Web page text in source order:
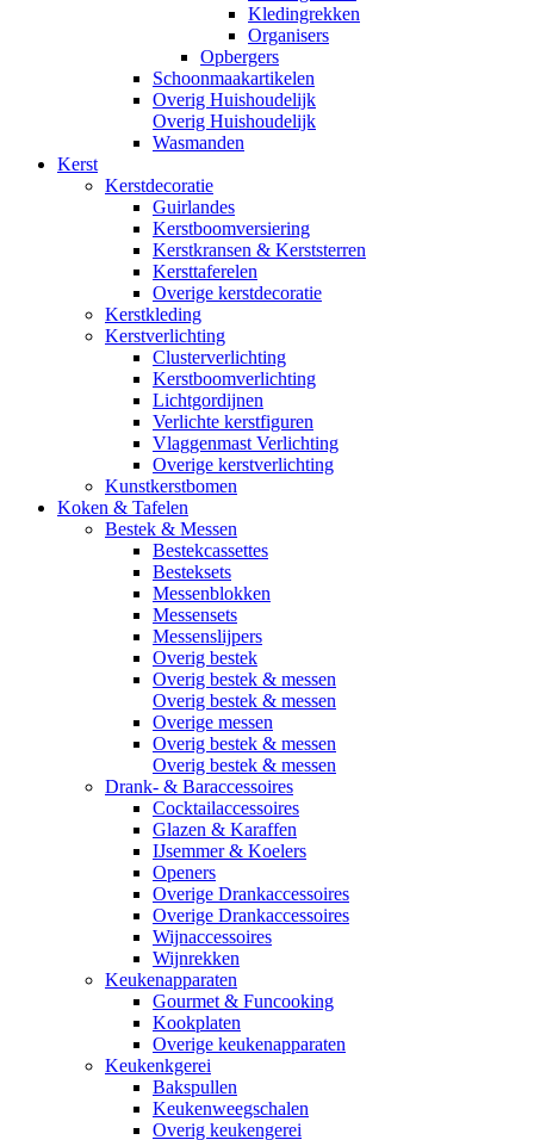
Kledingrekken
Organisers
Opbergers
Schoonmaakartikelen
Overig Huishoudelijk
Overig Huishoudelijk
Wasmanden
Kerst
Kerstdecoratie
Guirlandes
Kerstboomversiering
Kerstkransen & Kerststerren
Kersttaferelen
Overige kerstdecoratie
Kerstkleding
Kerstverlichting
Clusterverlichting
Kerstboomverlichting
Lichtgordijnen
Verlichte kerstfiguren
Vlaggenmast Verlichting
Overige kerstverlichting
Kunstkerstbomen
Koken & Tafelen
Bestek & Messen
Bestekcassettes
Besteksets
Messenblokken
Messensets
Messenslijpers
Overig bestek
Overig bestek & messen
Overig bestek & messen
Overige messen
Overig bestek & messen
Overig bestek & messen
Drank- & Baraccessoires
Cocktailaccessoires
Glazen & Karaffen
IJsemmer & Koelers
Openers
Overige Drankaccessoires
Overige Drankaccessoires
Wijnaccessoires
Wijnrekken
Keukenapparaten
Gourmet & Funcooking
Kookplaten
Overige keukenapparaten
Keukenkgerei
Bakspullen
Keukenweegschalen
Overig keukengerei